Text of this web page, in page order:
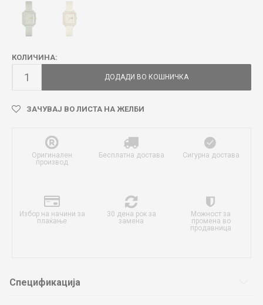
КОЛИЧИНА:
ДОДАДИ ВО КОШНИЧКА
ЗАЧУВАЈ ВО ЛИСТА НА ЖЕЛБИ
Оригинален
производ
Бесплатна достава Сигурна достава
Избор на начини за
плаќање
30 дена рок за
замена
Можност за
промена во
продавница
Спецификација